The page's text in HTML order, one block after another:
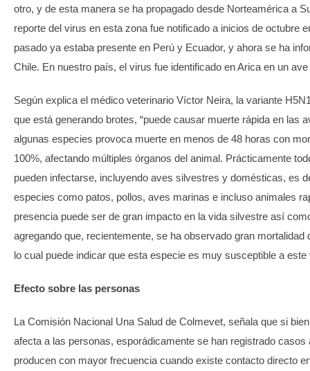
otro, y de esta manera se ha propagado desde Norteamérica a
reporte del virus en esta zona fue notificado a inicios de octubre
pasado ya estaba presente en Perú y Ecuador, y ahora se ha
Chile. En nuestro país, el virus fue identificado en Arica en un
Según explica el médico veterinario Víctor Neira, la variante
que está generando brotes, “puede causar muerte rápida en las
algunas especies provoca muerte en menos de 48 horas con
100%, afectando múltiples órganos del animal. Prácticamente
pueden infectarse, incluyendo aves silvestres y domésticas, es
especies como patos, pollos, aves marinas e incluso animales
presencia puede ser de gran impacto en la vida silvestre así
agregando que, recientemente, se ha observado gran mortalidad
lo cual puede indicar que esta especie es muy susceptible a este
Efecto sobre las personas
La Comisión Nacional Una Salud de Colmevet, señala que si
afecta a las personas, esporádicamente se han registrado casos
producen con mayor frecuencia cuando existe contacto directo